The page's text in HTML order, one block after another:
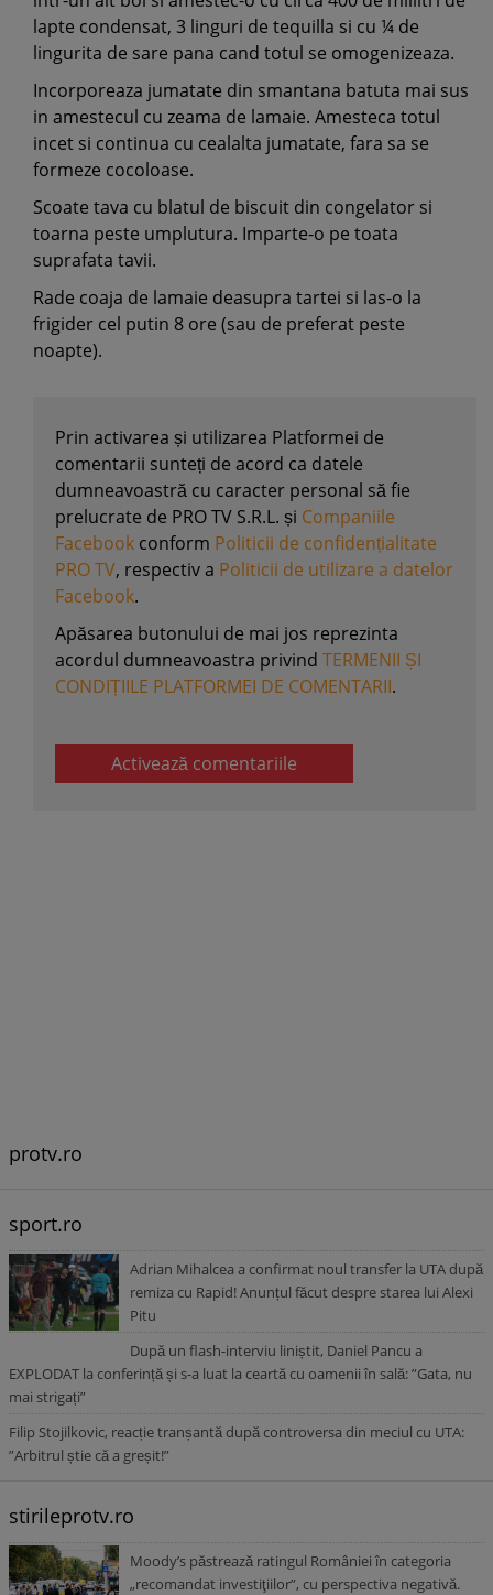
lapte condensat, 3 linguri de tequilla si cu ¼ de
lingurita de sare pana cand totul se omogenizeaza.
Incorporeaza jumatate din smantana batuta mai sus
in amestecul cu zeama de lamaie. Amesteca totul
incet si continua cu cealalta jumatate, fara sa se
formeze cocoloase.
Scoate tava cu blatul de biscuit din congelator si
toarna peste umplutura. Imparte-o pe toata
suprafata tavii.
Rade coaja de lamaie deasupra tartei si las-o la
frigider cel putin 8 ore (sau de preferat peste
noapte).
Prin activarea și utilizarea Platformei de
comentarii sunteți de acord ca datele
dumneavoastră cu caracter personal să fie
prelucrate de PRO TV S.R.L. și Companiile
Facebook conform Politicii de confidențialitate
PRO TV, respectiv a Politicii de utilizare a datelor
Facebook.
Apăsarea butonului de mai jos reprezinta
acordul dumneavoastra privind TERMENII ȘI
CONDIȚIILE PLATFORMEI DE COMENTARII.
Activează comentariile
protv.ro
sport.ro
Adrian Mihalcea a confirmat noul transfer la UTA după
remiza cu Rapid! Anunțul făcut despre starea lui Alexi
Pitu
După un flash-interviu liniștit, Daniel Pancu a
EXPLODAT la conferință și s-a luat la ceartă cu oamenii în sală: ”Gata, nu
mai strigați”
Filip Stojilkovic, reacție tranșantă după controversa din meciul cu UTA:
”Arbitrul știe că a greșit!”
stirileprotv.ro
Moody’s păstrează ratingul României în categoria
recomandat investiţiilor”, cu perspectiva negativă.